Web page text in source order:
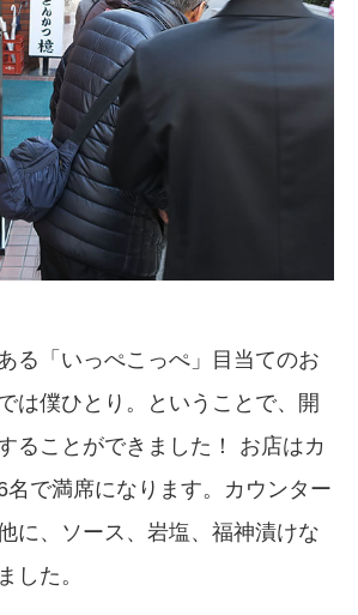
る「いっぺこっぺ」目当てのお
は僕ひとり。ということで、開
ることができました！ お店はカ
名で満席になります。カウンター
に、ソース、岩塩、福神漬けな
した。